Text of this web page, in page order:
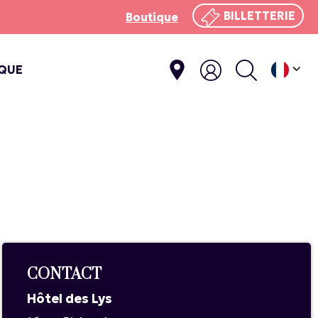
Boutique BILLETTERIE
CONTACT
Hôtel des Lys